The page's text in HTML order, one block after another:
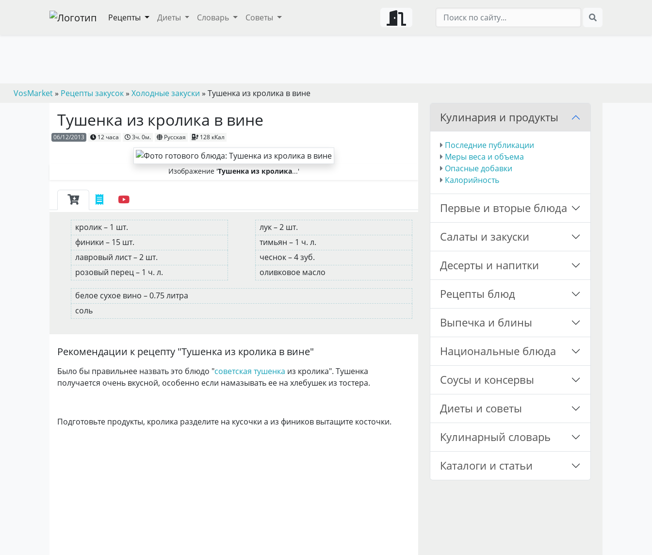
Рецепты Диеты Словарь Советы
VosMarket» Рецепты закусок» Холодные закуски » Тушенка из кролика в вине
Тушенка из кролика в вине
06/12/2013 12 часа 3ч. 0м. Русская 128 кКал
Изображение 'Тушенка из кролика...'
кролик – 1 шт.
финики – 15 шт.
лавровый лист – 2 шт.
розовый перец – 1 ч. л.
лук – 2 шт.
тимьян – 1 ч. л.
чеснок – 4 зуб.
оливковое масло
белое сухое вино – 0.75 литра
соль
Рекомендации к рецепту "Тушенка из кролика в вине"
Было бы правильнее назвать это блюдо "советская тушенка из кролика". Тушенка
получается очень вкусной, особенно если намазывать ее на хлебушек из тостера.
Подготовьте продукты, кролика разделите на кусочки а из фиников вытащите косточки.
Кулинария и продукты
Последние публикации
Меры веса и объема
Опасные добавки
Калорийность
Первые и вторые блюда
Салаты и закуски
Десерты и напитки
Рецепты блюд
Выпечка и блины
Национальные блюда
Соусы и консервы
Диеты и советы
Кулинарный словарь
Каталоги и статьи